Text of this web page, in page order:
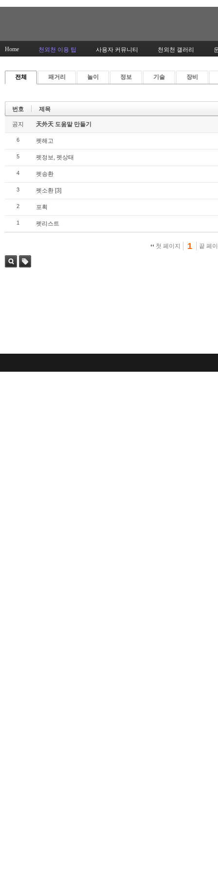
Home 천외천 이용 팁 사용자 커뮤니티 천외천 갤러리
전체 패거리 놀이 정보 기술 장비
번호 제목
공지 天外天 도움말 만들기
6 펫해고
5 펫정보, 펫상태
4 펫송환
3 펫소환 [3]
2 포획
1 펫리스트
첫 페이지 1 끝 페